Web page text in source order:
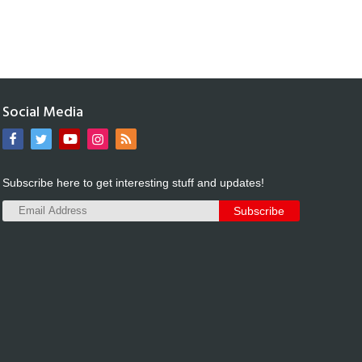
Social Media
Subscribe here to get interesting stuff and updates!